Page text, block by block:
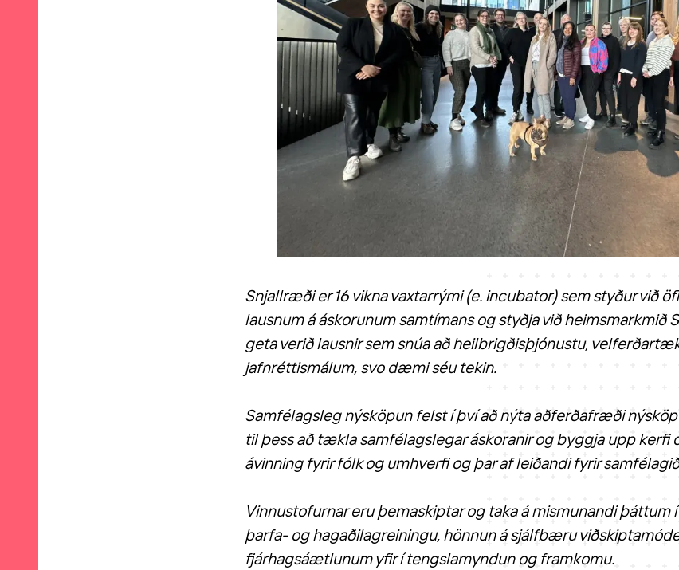
Snjallræði er 16 vikna vaxtarrými (e. incubator) sem styður við
lausnum á áskorunum samtímans og styðja við heimsmarkmið
geta verið lausnir sem snúa að heilbrigðisþjónustu,
jafnréttismálum, svo dæmi séu tekin.
Samfélagsleg nýsköpun felst í því að nýta aðferðafræði
til þess að tækla samfélagslegar áskoranir og byggja upp kerfi
ávinning fyrir fólk og umhverfi og þar af leiðandi fyrir
Vinnustofurnar eru þemaskiptar og taka á mismunandi þáttum
þarfa- og hagaðilagreiningu, hönnun á sjálfbæru
fjárhagsáætlunum yfir í tengslamyndun og framkomu.